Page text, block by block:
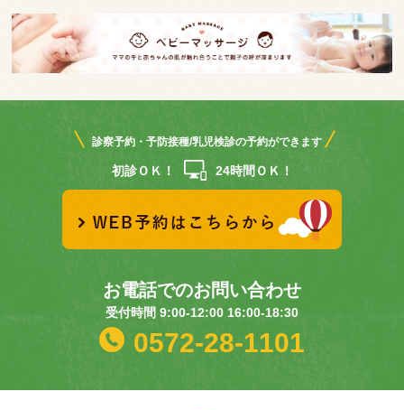
診察予約・予防接種/乳児検診の予約ができます
初診ＯＫ！ 24時間ＯＫ！
お電話でのお問い合わせ
受付時間 9:00-12:00 16:00-18:30
0572-28-1101